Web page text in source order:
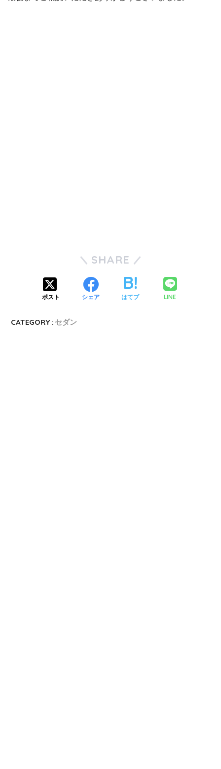
SHARE
ポスト シェア はてブ LINE
CATEGORY : セダン